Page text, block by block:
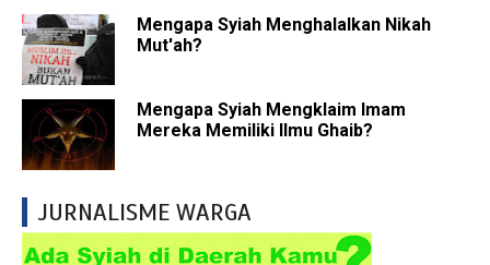
Mengapa Syiah Menghalalkan Nikah
Mut'ah?
Mengapa Syiah Mengklaim Imam
Mereka Memiliki Ilmu Ghaib?
JURNALISME WARGA